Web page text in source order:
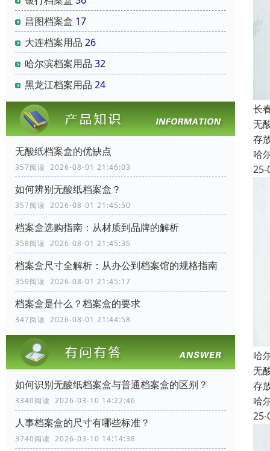
昌图档案盒 17
大连档案用品 26
哈尔滨档案用品 32
黑龙江档案用品 24
无酸纸档案盒的优缺点
357阅读 2026-08-01 21:46:03
如何辨别无酸纸档案盒？
357阅读 2026-08-01 21:45:50
档案盒选购指南：从材质到品牌的解析
358阅读 2026-08-01 21:45:35
档案盒尺寸全解析：从办公到档案馆的规格指南
359阅读 2026-08-01 21:45:17
档案盒是什么？档案盒的要求
347阅读 2026-08-01 21:44:58
如何识别无酸纸档案盒与普通档案盒的区别？
3340阅读 2026-03-10 14:22:46
人事档案盒的尺寸有哪些标准？
3740阅读 2026-03-10 14:14:38
长
无
存
哈
25-
哈
无
存
哈
25-